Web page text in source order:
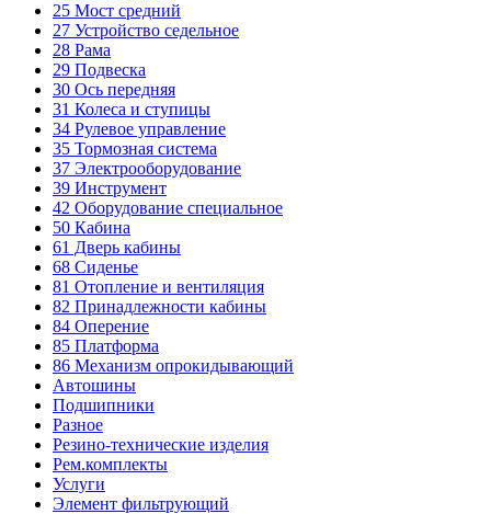
25 Мост средний
27 Устройство седельное
28 Рама
29 Подвеска
30 Ось передняя
31 Колеса и ступицы
34 Рулевое управление
35 Тормозная система
37 Электрооборудование
39 Инструмент
42 Оборудование специальное
50 Кабина
61 Дверь кабины
68 Сиденье
81 Отопление и вентиляция
82 Принадлежности кабины
84 Оперение
85 Платформа
86 Механизм опрокидывающий
Автошины
Подшипники
Разное
Резино-технические изделия
Рем.комплекты
Услуги
Элемент фильтрующий